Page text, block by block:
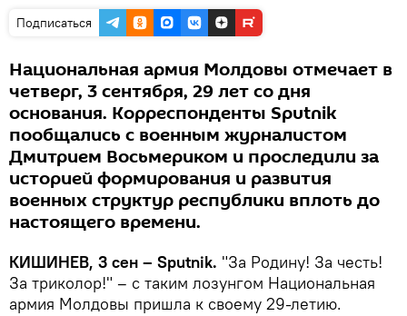
Подписаться
Национальная армия Молдовы отмечает в
четверг, 3 сентября, 29 лет со дня
основания. Корреспонденты Sputnik
пообщались с военным журналистом
Дмитрием Восьмериком и проследили за
историей формирования и развития
военных структур республики вплоть до
настоящего времени.
КИШИНЕВ, 3 сен – Sputnik. "За Родину! За честь!
За триколор!" – с таким лозунгом Национальная
армия Молдовы пришла к своему 29-летию.